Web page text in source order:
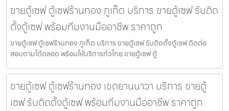
ขายตู้เซฟ ตู้เซฟร้านทอง ภูเก็ต บริการ ขายตู้เซฟ รับติด
ตั้งตู้เซฟ พร้อมทีมงานมืออาชีพ ราคาถูก
ขายตู้เซฟ ตู้เซฟร้านทอง ภูเก็ต บริการ ขายตู้เซฟ รับติดตั้งตู้เซฟ ติดต่อ
สอบถามได้ตลอด พร้อมให้บริการทั่วไทย ขายตู้เซฟ ตู้
ขายตู้เซฟ ตู้เซฟร้านทอง เขตยานนาวา บริการ ขายตู้
เซฟ รับติดตั้งตู้เซฟ พร้อมทีมงานมืออาชีพ ราคาถูก